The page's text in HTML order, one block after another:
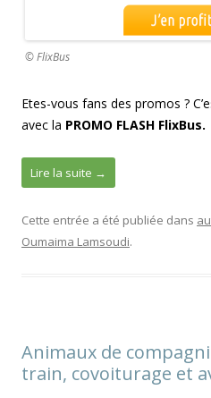
© FlixBus
Etes-vous fans des promos ?
avec la PROMO FLASH FlixBus.
Lire la suite →
Cette entrée a été publiée dans
Oumaima Lamsoudi.
Animaux de
train, covoiturage et